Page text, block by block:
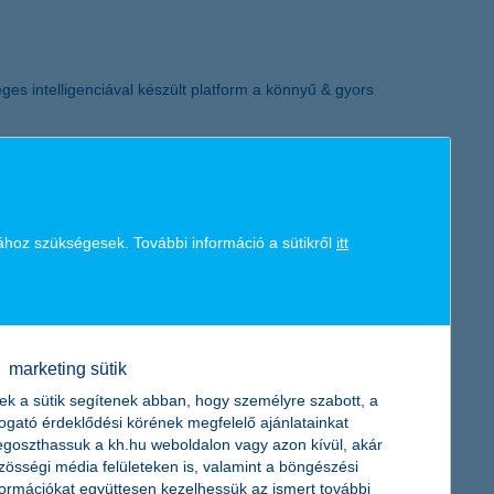
intelligenciával készült platform a könnyű & gyors
Kártyaprogram (SZKP) agrár termékek – Agrár Széchenyi
an első helyen, így az orvosi szak az ötödik legnépszerűbb
Ennek erősítésére szolgál a K&H gyógyvarázs jövő
lélekkel gondoskodnak a kicsikről és nyitottak az
szükségesek. További információ a sütikről itt
marketing sütik
a sütik segítenek abban, hogy személyre szabott, a
érdeklődési körének megfelelő ajánlatainkat
a kh.hu weboldalon vagy azon kívül, akár
média felületeken is, valamint a böngészési
együttesen kezelhessük az ismert további